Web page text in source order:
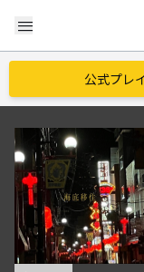
menu
公式プレ